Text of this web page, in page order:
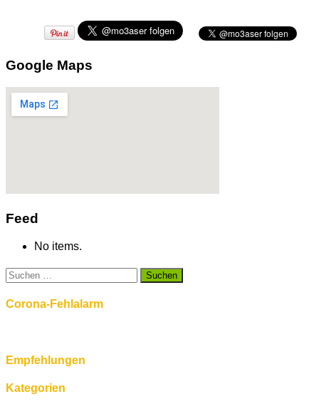
Google Maps
Feed
No items.
Suchen
nach:
Corona-Fehlalarm
Empfehlungen
Kategorien